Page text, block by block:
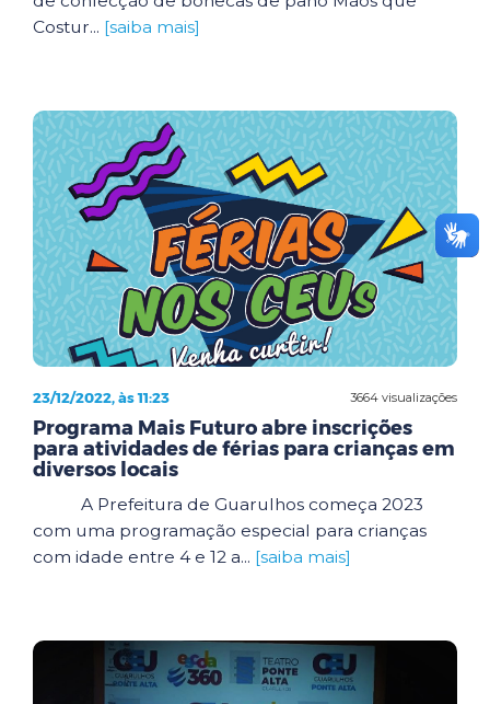
Costur... [saiba mais]
3664 visualizações
23/12/2022, às 11:23
Programa Mais Futuro abre inscrições
para atividades de férias para crianças em
diversos locais
A Prefeitura de Guarulhos começa 2023
com uma programação especial para crianças
com idade entre 4 e 12 a... [saiba mais]